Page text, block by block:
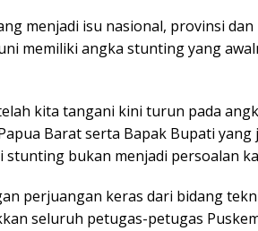
menjadi isu nasional, provinsi
memiliki angka stunting yang
kita tangani kini turun pada
Barat serta Bapak Bupati
stunting bukan menjadi persoalan
perjuangan keras dari bidang
seluruh petugas-petugas